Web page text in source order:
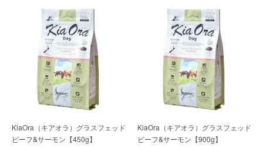
KiaOra（キアオラ）グラスフェッド
ビーフ&サーモン【450g】
KiaOra（キアオラ）グラスフェッド
ビーフ&サーモン【900g】